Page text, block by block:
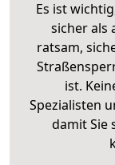
Es ist
sicher als
ratsam,
ist.
Spezialisten
damit Sie